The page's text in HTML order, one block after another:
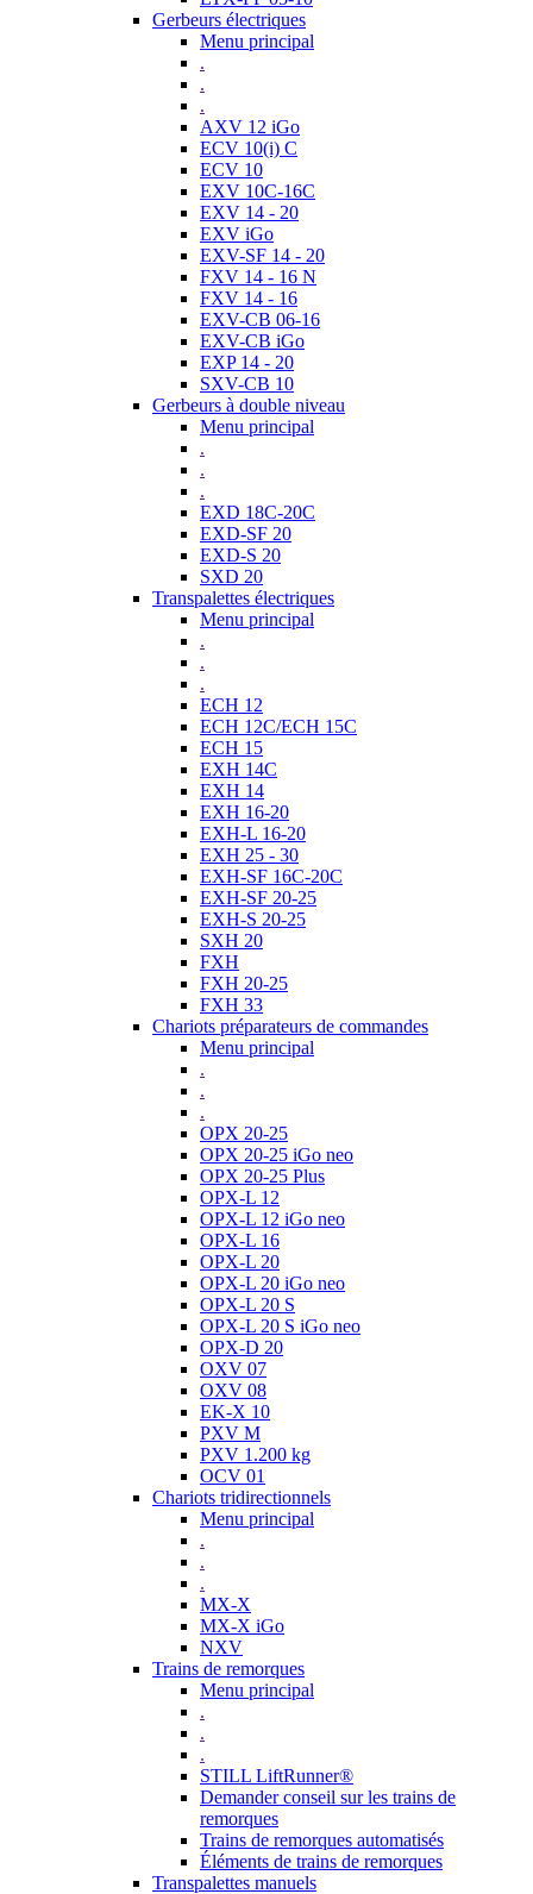
Gerbeurs électriques
Menu principal
.
.
.
AXV 12 iGo
ECV 10(i) C
ECV 10
EXV 10C-16C
EXV 14 - 20
EXV iGo
EXV-SF 14 - 20
FXV 14 - 16 N
FXV 14 - 16
EXV-CB 06-16
EXV-CB iGo
EXP 14 - 20
SXV-CB 10
Gerbeurs à double niveau
Menu principal
.
.
.
EXD 18C-20C
EXD-SF 20
EXD-S 20
SXD 20
Transpalettes électriques
Menu principal
.
.
.
ECH 12
ECH 12C/ECH 15C
ECH 15
EXH 14C
EXH 14
EXH 16-20
EXH-L 16-20
EXH 25 - 30
EXH-SF 16C-20C
EXH-SF 20-25
EXH-S 20-25
SXH 20
FXH
FXH 20-25
FXH 33
Chariots préparateurs de commandes
Menu principal
.
.
.
OPX 20-25
OPX 20-25 iGo neo
OPX 20-25 Plus
OPX-L 12
OPX-L 12 iGo neo
OPX-L 16
OPX-L 20
OPX-L 20 iGo neo
OPX-L 20 S
OPX-L 20 S iGo neo
OPX-D 20
OXV 07
OXV 08
EK-X 10
PXV M
PXV 1.200 kg
OCV 01
Chariots tridirectionnels
Menu principal
.
.
.
MX-X
MX-X iGo
NXV
Trains de remorques
Menu principal
.
.
.
STILL LiftRunner®
Demander conseil sur les trains de
remorques
Trains de remorques automatisés
Éléments de trains de remorques
Transpalettes manuels